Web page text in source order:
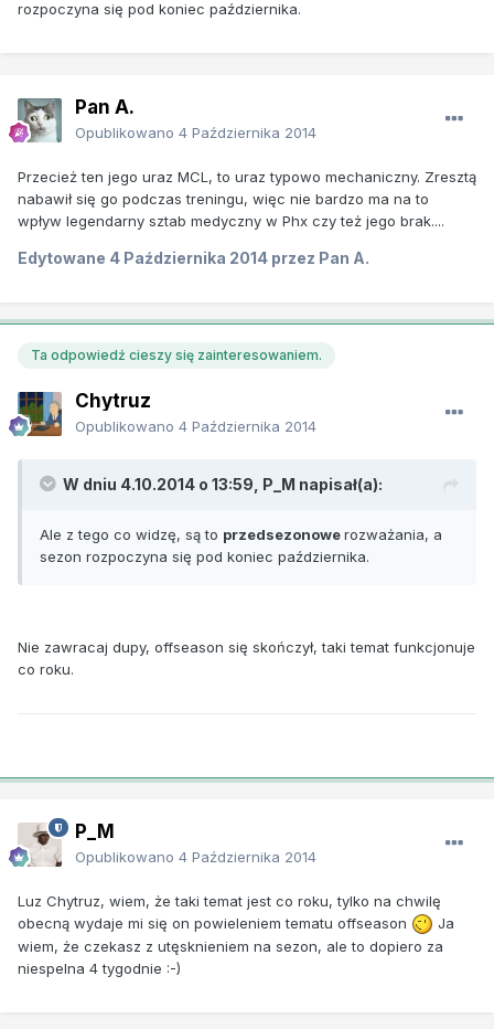
rozpoczyna się pod koniec października.
Pan A.
Opublikowano 4 Października 2014
Przecież ten jego uraz MCL, to uraz typowo mechaniczny. Zresztą
nabawił się go podczas treningu, więc nie bardzo ma na to
wpływ legendarny sztab medyczny w Phx czy też jego brak....
Edytowane 4 Października 2014 przez Pan A.
Ta odpowiedź cieszy się zainteresowaniem.
Chytruz
Opublikowano 4 Października 2014
W dniu 4.10.2014 o 13:59, P_M napisał(a):
Ale z tego co widzę, są to przedsezonowerozważania, a
sezon rozpoczyna się pod koniec października.
Nie zawracaj dupy, offseason się skończył, taki temat funkcjonuje
co roku.
P_M
Opublikowano 4 Października 2014
Luz Chytruz, wiem, że taki temat jest co roku, tylko na chwilę
obecną wydaje mi się on powieleniem tematu offseason
Ja
wiem, że czekasz z utęsknieniem na sezon, ale to dopiero za
niespelna 4 tygodnie :-)